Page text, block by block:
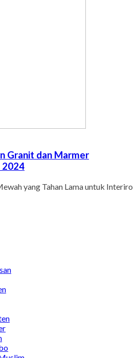
Granit dan Marmer
2024
yang Tahan Lama untuk Interiro